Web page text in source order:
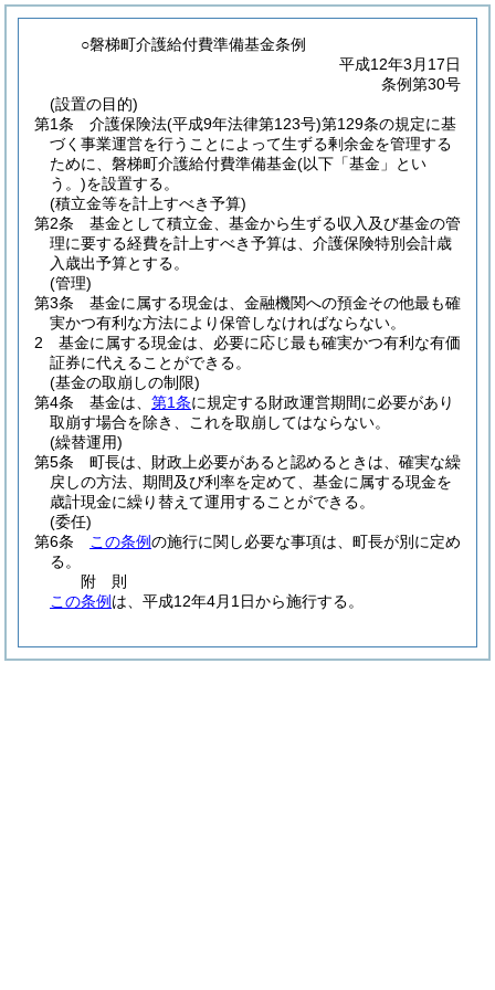
○磐梯町介護給付費準備基金条例
平成12年3月17日
条例第30号
(設置の目的)
第1条
介護保険法(平成9年法律第123号)第129条の規定に基
づく事業運営を行うことによって生ずる剰余金を管理する
ために、磐梯町介護給付費準備基金(以下「基金」とい
う。)を設置する。
(積立金等を計上すべき予算)
第2条
基金として積立金、基金から生ずる収入及び基金の管
理に要する経費を計上すべき予算は、介護保険特別会計歳
入歳出予算とする。
(管理)
第3条
基金に属する現金は、金融機関への預金その他最も確
実かつ有利な方法により保管しなければならない。
2
基金に属する現金は、必要に応じ最も確実かつ有利な有価
証券に代えることができる。
(基金の取崩しの制限)
第4条
基金は、 第1条に規定する財政運営期間に必要があり
取崩す場合を除き、これを取崩してはならない。
(繰替運用)
第5条
町長は、財政上必要があると認めるときは、確実な繰
戻しの方法、期間及び利率を定めて、基金に属する現金を
歳計現金に繰り替えて運用することができる。
(委任)
第6条
この条例の施行に関し必要な事項は、町長が別に定め
る。
附 則
この条例 は、平成12年4月1日から施行する。